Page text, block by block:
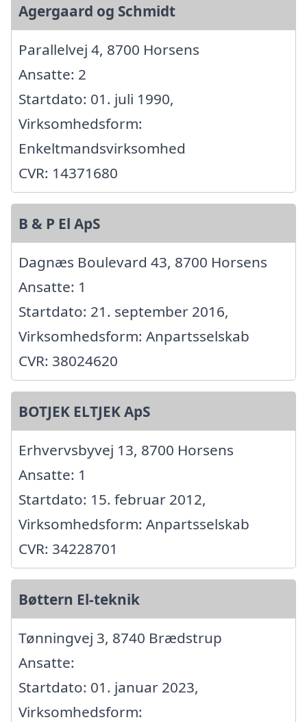
Agergaard og Schmidt
Parallelvej 4, 8700 Horsens
Ansatte: 2
Startdato: 01. juli 1990,
Virksomhedsform:
Enkeltmandsvirksomhed
CVR: 14371680
B & P El ApS
Dagnæs Boulevard 43, 8700 Horsens
Ansatte: 1
Startdato: 21. september 2016,
Virksomhedsform: Anpartsselskab
CVR: 38024620
BOTJEK ELTJEK ApS
Erhvervsbyvej 13, 8700 Horsens
Ansatte: 1
Startdato: 15. februar 2012,
Virksomhedsform: Anpartsselskab
CVR: 34228701
Bøttern El-teknik
Tønningvej 3, 8740 Brædstrup
Ansatte:
Startdato: 01. januar 2023,
Virksomhedsform: